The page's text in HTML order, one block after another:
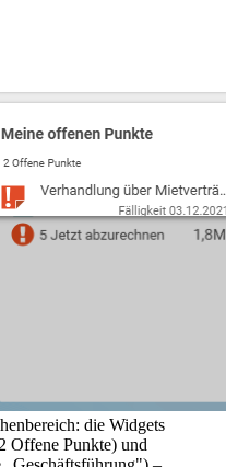
die Widgets
Offene Punkte) und